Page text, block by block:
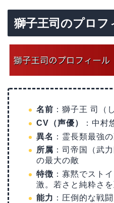
獅子王司のプロフ
名前 ：獅子王 司（
CV（声優）
：中村
異名 ：霊長類最強
所属 ：司帝国（武
の最大の敵
特徴 ：寡黙でスト
激。若さと純粋さ
能力 ：圧倒的な戦